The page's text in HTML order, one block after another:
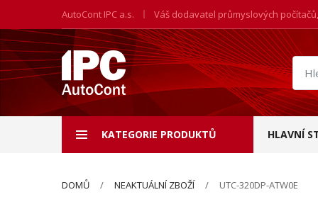
AutoCont IPC a.s. Váš dodavatel průmyslových
KATEGORIE PRODUKTŮ HLAVNÍ
DOMŮ NEAKTUÁLNÍ ZBOŽÍ UTC-320DP-ATW0E